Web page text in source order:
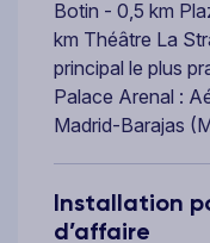
Botin - 0,5 km
km Théâtre La
principal le plus
Palace Arenal :
Madrid-Barajas
Installation
d’affaire